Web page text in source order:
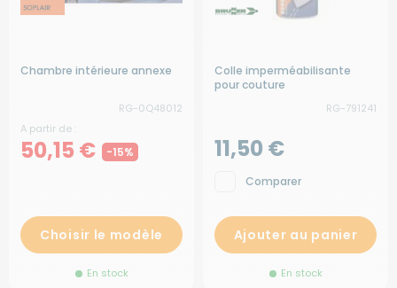
Chambre intérieure annexe
RG-0Q48012
A partir de :
50,15 € -15%
Choisir le modèle
En stock
Colle imperméabilisante
pour couture
RG-791241
11,50 €
Comparer
Ajouter au panier
En stock